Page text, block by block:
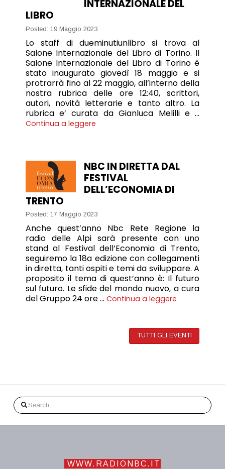
INTERNAZIONALE DEL
LIBRO
Posted: 19 Maggio 2023
Lo staff di dueminutiunlibro si trova al
Salone Internazionale del Libro di Torino. Il
Salone Internazionale del Libro di Torino è
stato inaugurato giovedì 18 maggio e si
protrarrà fino al 22 maggio, all’interno della
nostra rubrica delle ore 12:40, scrittori,
autori, novità letterarie e tanto altro. La
rubrica e’ curata da Gianluca Melilli e …
Continua a leggere
NBC IN DIRETTA DAL
FESTIVAL
DELL’ECONOMIA DI
TRENTO
Posted: 17 Maggio 2023
Anche quest’anno Nbc Rete Regione la
radio delle Alpi sarà presente con uno
stand al Festival dell’Economia di Trento,
seguiremo la 18a edizione con collegamenti
in diretta, tanti ospiti e temi da sviluppare. A
proposito il tema di quest’anno è: Il futuro
sul futuro. Le sfide del mondo nuovo, a cura
del Gruppo 24 ore … Continua a leggere
TUTTI GLI EVENTI
Search
WWW.RADIONBC.IT